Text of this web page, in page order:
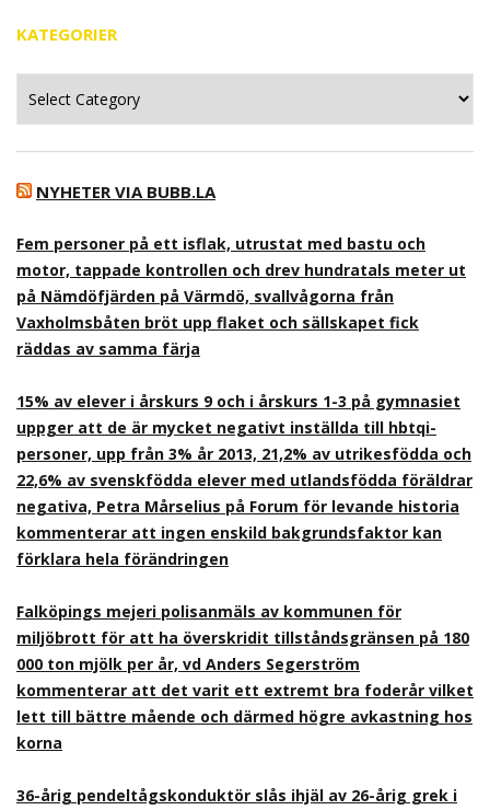
KATEGORIER
NYHETER VIA BUBB.LA
Fem personer på ett isflak, utrustat med bastu och
motor, tappade kontrollen och drev hundratals meter ut
på Nämdöfjärden på Värmdö, svallvågorna från
Vaxholmsbåten bröt upp flaket och sällskapet fick
räddas av samma färja
15% av elever i årskurs 9 och i årskurs 1-3 på gymnasiet
uppger att de är mycket negativt inställda till hbtqi-
personer, upp från 3% år 2013, 21,2% av utrikesfödda och
22,6% av svenskfödda elever med utlandsfödda föräldrar
negativa, Petra Mårselius på Forum för levande historia
kommenterar att ingen enskild bakgrundsfaktor kan
förklara hela förändringen
Falköpings mejeri polisanmäls av kommunen för
miljöbrott för att ha överskridit tillståndsgränsen på 180
000 ton mjölk per år, vd Anders Segerström
kommenterar att det varit ett extremt bra foderår vilket
lett till bättre mående och därmed högre avkastning hos
korna
36-årig pendeltågskonduktör slås ihjäl av 26-årig grek i